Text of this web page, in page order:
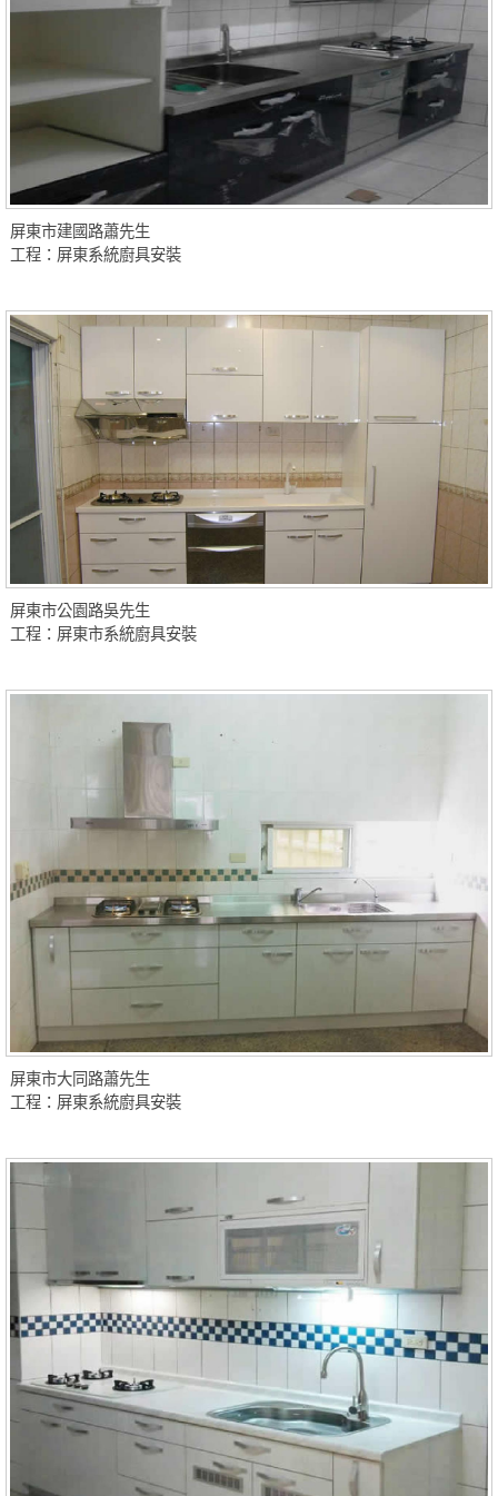
屏東市建國路蕭先生
工程：屏東系統廚具安裝
屏東市公園路吳先生
工程：屏東市系統廚具安裝
屏東市大同路蕭先生
工程：屏東系統廚具安裝